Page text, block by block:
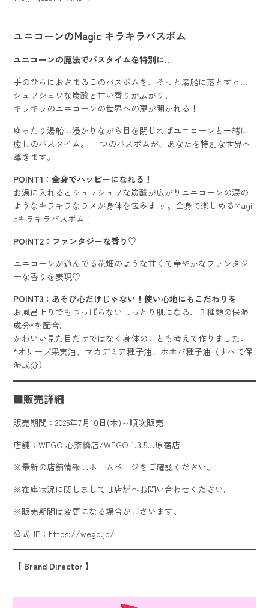
ユニコーンのMagic キラキラバスボム
ユニコーンの魔法でバスタイムを特別に…
手のひらにおさまるこのバスボムを、そっと湯船に落とすと…
シュワシュワな炭酸と甘い香りが広がり、
キラキラのユニコーンの世界への扉が開かれる！
ゆったり湯船に浸かりながら目を閉じればユニコーンと一緒に
癒しのバスタイム。 一つのバスボムが、あなたを特別な世界へ
導きます。
POINT1：全身でハッピーになれる！
お湯に入れるとシュワシュワな炭酸が広がりユニコーンの涙の
ようなキラキラなラメが身体を包みま す。全身で楽しめるMagi
cキラキラバスボム！
POINT2：ファンタジーな香り♡
ユニコーンが遊んでる花畑のような甘くて華やかなファンタジ
ーな香りを表現♡
POINT3：あそび心だけじゃない！使い心地にもこだわりを
お風呂上りでもつっぱらないしっとり肌になる、３種類の保湿
成分*を配合。
かわいい見た目だけではなく身体のことも考えて作りました。
*オリーブ果実油、マカデミア種子油、ホホバ種子油（すべて保
湿成分）
■販売詳細
販売期間：2025年7月10日(木)～順次販売
店舗：WEGO 心斎橋店/WEGO 1.3.5…原宿店
※最新の店舗情報はホームページをご確認ください。
※在庫状況に関しましては店舗へお問い合わせください。
※販売期間は変更になる場合がございます。
公式HP： https://wego.jp/
【 Brand Director 】